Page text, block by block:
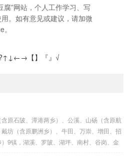
腐”网站，个人工作学习、写
。如有意见或建议，请加微
【】『』√
原石陂、潭港两乡）、公溪、山砀（含原航
坊（含原鹏洲乡）、牛田、万崇、增田、招
9镇，湖溪、罗陂、湖坪、南村、谷岗、金